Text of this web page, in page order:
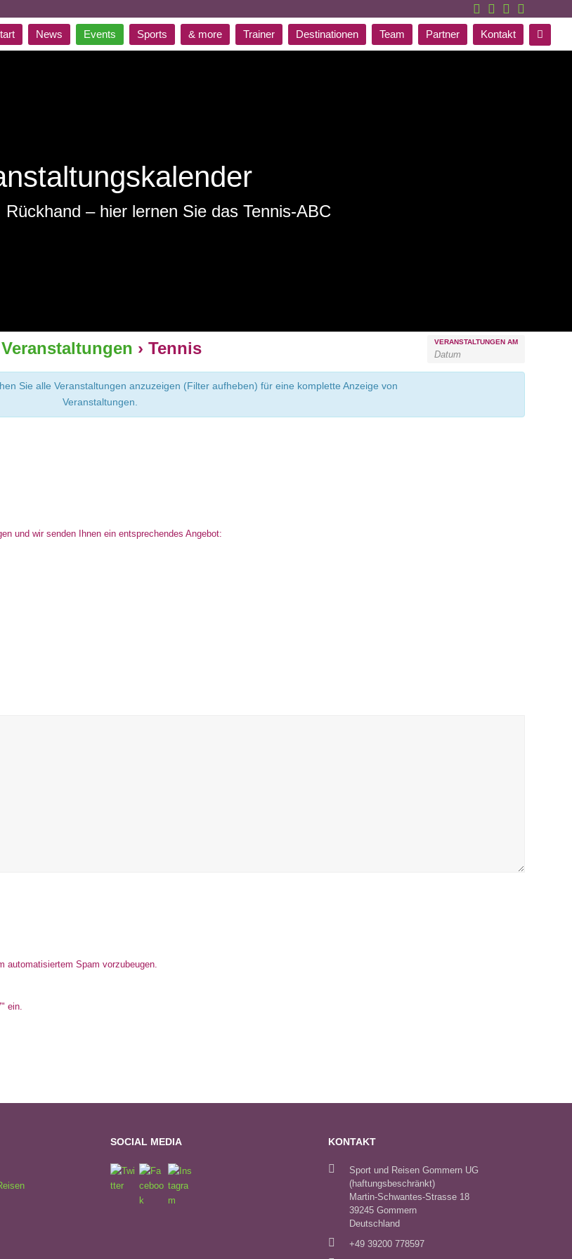
TwitterFacebook
Instagram
News Events Sports & more Trainer Destinationen Team Partner Kontakt
– hier lernen Sie das Tennis-ABC
VERANSTALTUNGEN AM
› Tennis
Sie alle Veranstaltungen anzuzeigen (Filter aufheben) für eine komplette Anzeige von
Veranstaltungen.
und wir senden Ihnen ein entsprechendes Angebot:
automatisiertem Spam vorzubeugen.
ein.
SOCIAL MEDIA KONTAKT
Sport und Reisen Gommern UG
(haftungsbeschränkt)
Martin-Schwantes-Strasse 18
39245 Gommern
Deutschland
+49 39200 778597